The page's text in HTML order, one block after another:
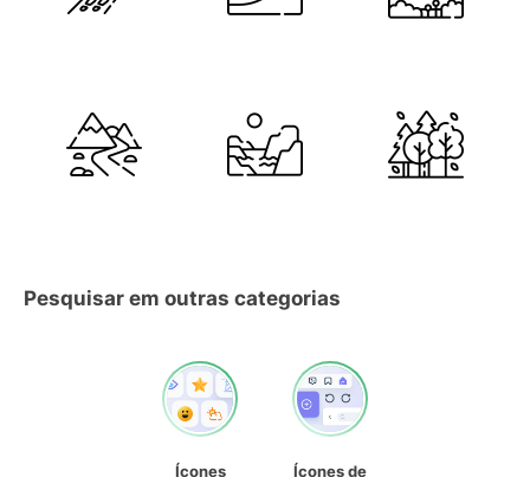
Pesquisar em outras categorias
Ícones
Ícones de